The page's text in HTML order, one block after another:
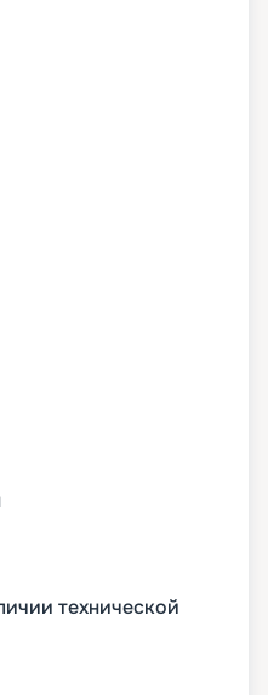
технической